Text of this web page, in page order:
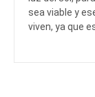
sea viable y
viven, ya que